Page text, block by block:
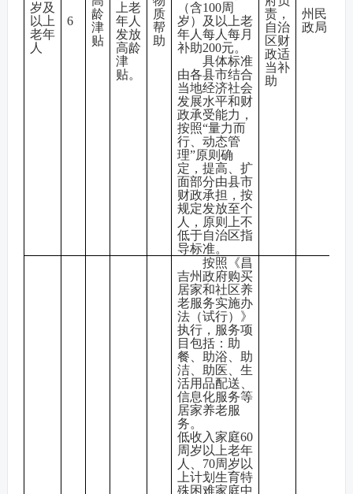
岁及
以上
老年
人
6
龄
津
贴
上老
年人
发放
高龄
津
贴。
质
帮
助
（含100周
岁）及以上老
年人每人每月
补助200元。
具体标准
由各县市结合
当地经济社会
发展水平和财
政承受能力，
按照“量力而
行、动态管
理”原则确
定，提高、扩
面部分由县市
财政承担，按
规定发放至个
人，原则上不
低于自治区指
导标准。
责，
自治
区财
政适
当补
助
州民
政局
按照《昌
吉州政府购买
居家和社区养
老服务实施办
法（试行）》
执行，服务项
目包括：助
餐、助浴、助
洁、助医、生
活用品配送、
信息化服务等
居家养老服
务。
低收入家庭60
周岁以上老年
人、70周岁以
上计划生育特
殊困难家庭中